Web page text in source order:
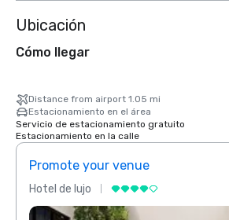
Ubicación
Cómo llegar
Distance from airport 1.05 mi
Estacionamiento en el área
Servicio de estacionamiento gratuito
Estacionamiento en la calle
Promote your venue
Hotel de lujo